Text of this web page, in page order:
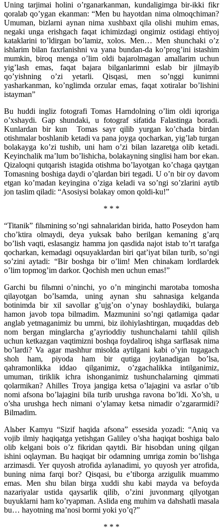
Uning tarjimai holini o’rganarkanman, kundaligimga bir-ikki fikr
qoralab qo’ygan ekanman: “Men bu hayotdan nima olmoqchiman?
Umuman, bizlarni aynan nima xushbaxt qila olishi muhim emas,
negaki unga erishgach faqat ichimizdagi ongimiz ostidagi ehtiyoj
kataklarini to’ldirgan bo’lamiz, xolos. Men… Men shunchaki o’z
ishlarim bilan faxrlanishni va yana bundan-da ko’prog’ini istashim
mumkin, biroq menga o’lim oldi bajarolmagan amallarim uchun
yig’lash emas, faqat bajara bilganlarimni eslab bir jilmayib
qo’yishning o’zi yetarli. Qisqasi, men so’nggi kunimni
yasharkanman, ko’nglimda orzular emas, faqat xotiralar bo’lishini
istayman”
Bu huddi ingliz fotografi Tomas Harndolning o’lim oldi iqroriga
o’xshaydi. Gap shundaki, u fotograf sifatida Falastinga boradi.
Kunlardan bir kun Tomas sayr qilib yurgan ko’chada birdan
otishmalar boshlanib ketadi va pana joyga qocharkan, yig’lab turgan
bolakayga ko’zi tushib, uni ham o’zi bilan lazaretga olib ketadi.
Keyinchalik ma’lum bo’lishicha, bolakayning singlisi ham bor ekan.
Qizaloqni qutqarish istagida otishma bo’layotgan ko’chaga qaytgan
Tomasning boshiga daydi o’qlardan biri tegadi. U o’n bir oy davom
etgan ko’madan keyingina o’ziga keladi va so’ngi so’zlarini aytib
jon taslim qiladi: “Asosiysi bolakay omon qoldi-ku!”
* * *
“Titanik” filьmining so’ngi sahnalaridan birida, hatto Poseydon ham
cho’ktira olmaydi, deya yuksak baho berilgan kemaning g’arq
bo’lish vaqti, eslasangiz hamma jon qasdida najot istab to’rt tarafga
qocharkan, kemadagi oqsuyaklardan biri qat’iyat bilan turib, so’ngi
so’zini aytadi: “Bir boshga bir o’lim! Men chinakam lordlardek
o’lim topmog’im darkor. Qochish men uchun emas!”
Garchi bu filьmni o’ninchi, yo o’n minginchi marotaba tomosha
qilayotgan bo’lsamda, uning aynan shu sahnasiga kelganda
botinimda bir xil savollar g’ujg’on o’ynay boshlaydiki, bularga
hamon javob topa bilmadim. Mazmunini so’ngi qatlamiga qadar
anglab yetmaganimiz bu umrni, biz ilohiylashtirgan, muqaddas deb
nom bergan minglarcha g’ayrioddiy tushunchalarni tahlil qilish
uchun ketkazgan vaqtimizni boshqa foydaliroq ishga sarflasak nima
bo’lardi? Va agar mashhur misolda aytilgani kabi o’yin tugagach
shoh ham, piyoda ham bir qutiga joylanadigan bo’lsa,
qahramonlikka iddao qilganimiz, o’zgachalikka intilganimiz,
umuman, tiriklik ichra ishonganimiz tushunchalarning qimmati
qolarmikan? Ahilles Troya jangiga ketsa o’lajagini va asrlar o’tib
nomi afsona bo’lajagini bila turib urushga ravona bo’ldi. Xo’sh, u
o’sha urushga hech nimani o’ylamay ketsa nimadir o’zgararmidi?
Bilmadim.
Alьber Kamyu “Sizif haqida afsona” essesida yozadi: “Aniq va
vojib ilmiy haqiqatga yetishgan Galiley o’sha haqiqat boshiga balo
olib kelgani bois o’z fikridan qaytdi. Bir hisobdan uning qilgan
ishini oqlayman. Bu haqiqat bir odamning umriga zomin bo’lishga
arzimasdi. Yer quyosh atrofida aylanadimi, yo quyosh yer atrofida,
buning nima farqi bor? Qisqasi, bu e’tiborga arzigulik muammo
emas. Men shu bilan birga xuddi shu kabi mayda va befoyda
nazariyalar ustida qaysarlik qilib, o’zini juvonmarg qilyotgan
buyuklarni ham ko’ryapman. Aslida eng muhim va dahshatli masala
bu… hayotning ma’nosi bormi yoki yo’q?”
* * *